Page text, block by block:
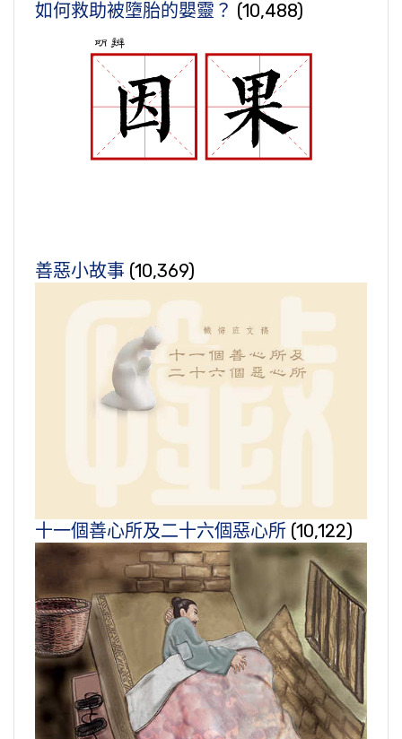
如何救助被墮胎的嬰靈？ (10,488)
善惡小故事 (10,369)
十一個善心所及二十六個惡心所 (10,122)